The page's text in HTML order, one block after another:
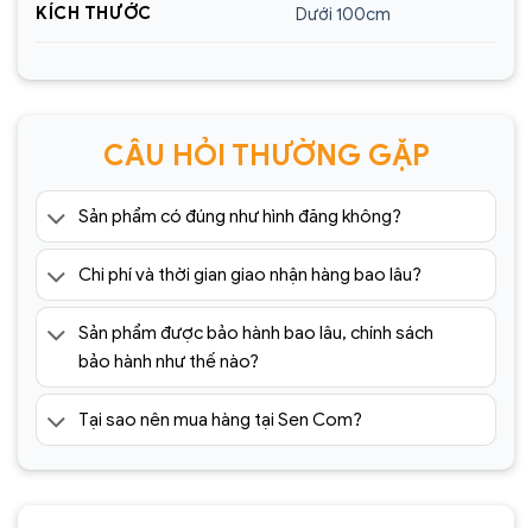
KÍCH THƯỚC Dưới 100cm
CÂU HỎI THƯỜNG GẶP
Sản phẩm có đúng như hình đăng không?
Chi phí và thời gian giao nhận hàng bao lâu?
Sản phẩm được bảo hành bao lâu, chính sách
bảo hành như thế nào?
Tại sao nên mua hàng tại Sen Com?